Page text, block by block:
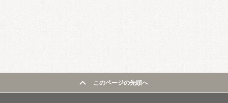
このページの先頭へ